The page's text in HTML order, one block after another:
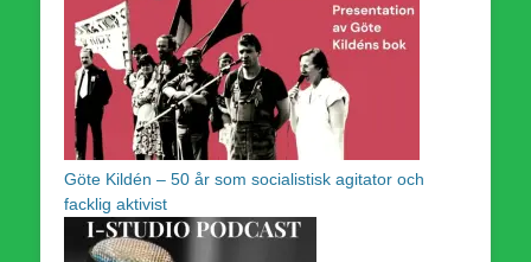
Göte Kildén – 50 år som socialistisk agitator och
facklig aktivist